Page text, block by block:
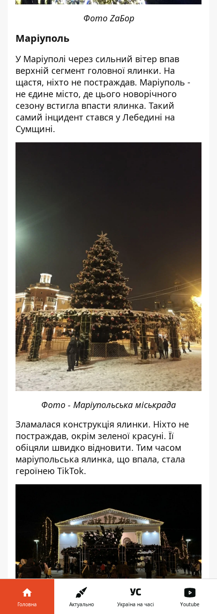
Фото ZаБор
Маріуполь
У Маріуполі через сильний вітер впав
верхній сегмент головної ялинки. На
щастя, ніхто не постраждав. Маріуполь -
не єдине місто, де цього новорічного
сезону встигла впасти ялинка. Такий
самий інцидент стався у Лебедині на
Сумщині.
Фото - Маріупольська міськрада
Зламалася конструкція ялинки. Ніхто не
постраждав, окрім зеленої красуні. Її
обіцяли швидко відновити. Тим часом
маріупольська ялинка, що впала, стала
героїнею TikTok.
Головна Актуально Україна на часі Youtube